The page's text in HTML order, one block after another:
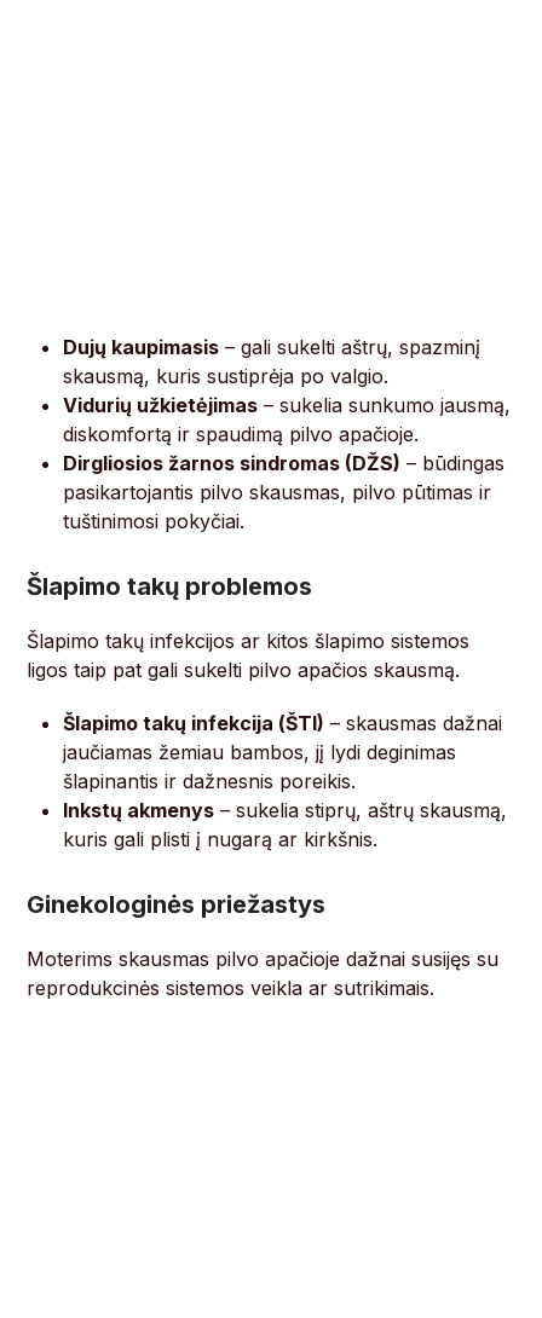
Dujų kaupimasis – gali sukelti aštrų, spazminį
skausmą, kuris sustiprėja po valgio.
Vidurių užkietėjimas – sukelia sunkumo jausmą,
diskomfortą ir spaudimą pilvo apačioje.
Dirgliosios žarnos sindromas (DŽS) – būdingas
pasikartojantis pilvo skausmas, pilvo pūtimas ir
tuštinimosi pokyčiai.
Šlapimo takų problemos
Šlapimo takų infekcijos ar kitos šlapimo sistemos
ligos taip pat gali sukelti pilvo apačios skausmą.
Šlapimo takų infekcija (ŠTI) – skausmas dažnai
jaučiamas žemiau bambos, jį lydi deginimas
šlapinantis ir dažnesnis poreikis.
Inkstų akmenys – sukelia stiprų, aštrų skausmą,
kuris gali plisti į nugarą ar kirkšnis.
Ginekologinės priežastys
Moterims skausmas pilvo apačioje dažnai susijęs su
reprodukcinės sistemos veikla ar sutrikimais.